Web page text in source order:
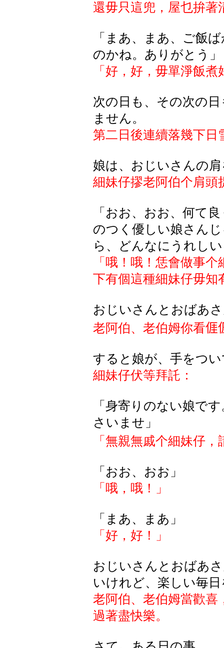
還毋只這兜，屋乜拚著
「まあ、まあ、ご飯
のかね。ありがとう」
「好，好，毋單淨飯
次の日も、その次の
ません。
第二日後連續落幾下日
娘は、おじいさんの
細妹仔摎老阿伯个肩頭
「おお、おお、何て
のつく優しい娘さん
ら、どんなにうれし
「哦！哦！恁會做事
下有個這種細妹仔毋知
おじいさんとおばあ
老阿伯、老伯姆你看
すると娘が、手をつ
細妹仔伏等拜託：
「身寄りのない娘で
さいませ」
「無親無戚个細妹仔
「おお、おお」
「 哦，哦！ 」
「まあ、まあ」
「好，好！」
おじいさんとおばあ
いけれど、楽しい毎
老阿伯、老伯姆當歡喜
過著盡快樂。